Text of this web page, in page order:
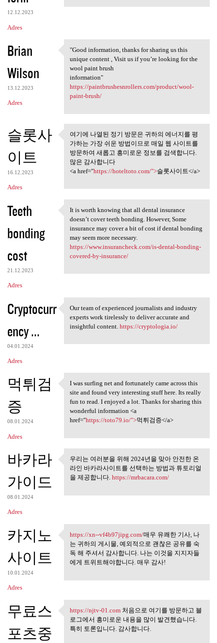
12.12.2023
Adres
Brian
Wilson
13.12.2023
Adres
"Good information, thanks for
"Good information, thanks for sharing us this
unique content , Visit us if you’re looking for the
wool paint brush
information"
https://paintbrushesnrollers.com/product/wool-
paint-brush/
슬롯사
이트
16.12.2023
Adres
여기에 나열된 정기 방문은 귀하
의 에너지를 평가하는
여기에 나열된 정기 방문은 귀하의 에너지를 평
가하는 가장 쉬운 방법이므로 매일 웹 사이트를
방문하여 새롭고 흥미로운 정보를 검색합니다.
많은 감사합니다
<a href="https://hoteltoto.com/">슬롯사이트</a>
Teeth
bonding
cost
21.12.2023
Adres
It is worth knowing that all
It is worth knowing that all dental insurance
doesn’t cover teeth bonding. However, Some
insurance may cover a bit of cost if dental bonding
may seem more necessary.
https://www.insurancheck.com/is-dental-bonding-
covered-by-insurance/
Cryptocurr
ency ...
04.01.2024
Adres
Our team of experienced
Our team of experienced journalists and industry
experts work tirelessly to deliver accurate and
insightful content. https://cryptologia.io/
먹튀검
증
08.01.2024
Adres
I was surfing net and
I was surfing net and fortunately came across this
site and found very interesting stuff here. Its really
fun to read. I enjoyed a lot. Thanks for sharing this
wonderful information <a
href="https://toto79.io/">먹튀검증</a>
바카라
가이드
08.01.2024
Adres
우리는 여러분을 위해 2024년을
맞아 안전한 온라인
우리는 여러분을 위해 2024년을 맞아 안전한 온
라인 바카라사이트를 선택하는 방법과 튜토리얼
을 제공합니다. https://mrbacara.com/
카지노
사이트
10.01.2024
Adres
https://xn--vf4b97jipg.com/매우
https://xn--vf4b97jipg.com/매우 유쾌한 기사, 나
는 귀하의 게시물, 예외적으로 괜찮은 공유를 숙
독 해 주셔서 감사합니다. 나는 이것을 지지자들
에게 트위트해야합니다. 매우 감사!
무료스
포츠중
https://njtv-01.com 처음으로 여기를
https://njtv-01.com처음으로 여기를 방문하고 블
로그에서 흥미로운 내용을 많이 발견했습니다.
특히 토론입니다. 감사합니다.